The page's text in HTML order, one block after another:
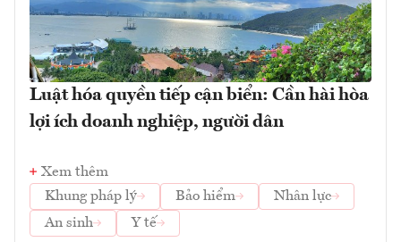
Luật hóa quyền tiếp cận biển: Cần hài hòa
lợi ích doanh nghiệp, người dân
Xem thêm
Khung pháp lý
Bảo hiểm
Nhân lực
An sinh
Y tế